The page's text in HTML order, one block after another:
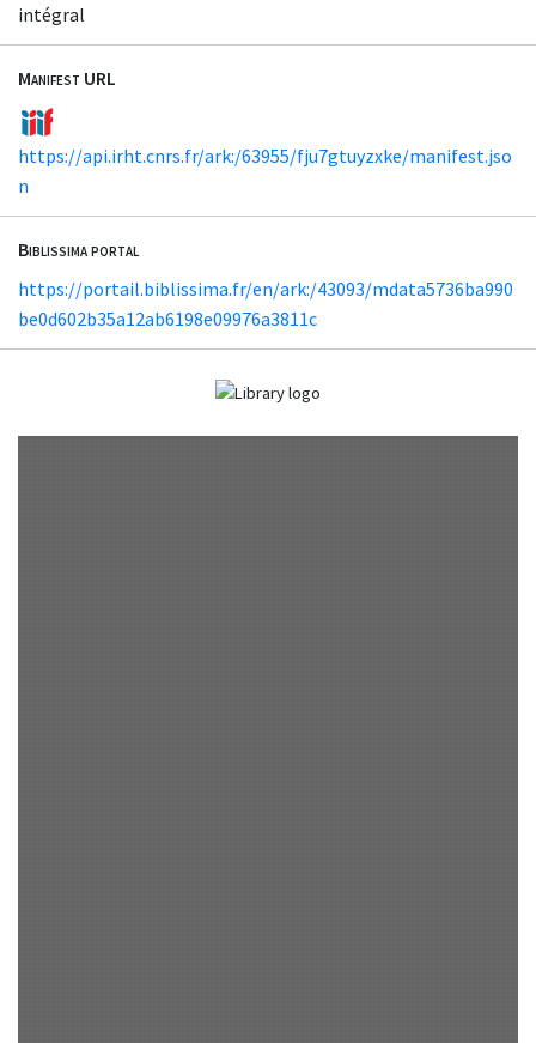
intégral
Manifest URL
https://api.irht.cnrs.fr/ark:/63955/fju7gtuyzxke/manifest.jso
n
Biblissima portal
https://portail.biblissima.fr/en/ark:/43093/mdata5736ba990
be0d602b35a12ab6198e09976a3811c